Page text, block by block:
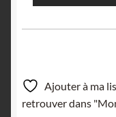
Ajouter à ma
retrouver dans